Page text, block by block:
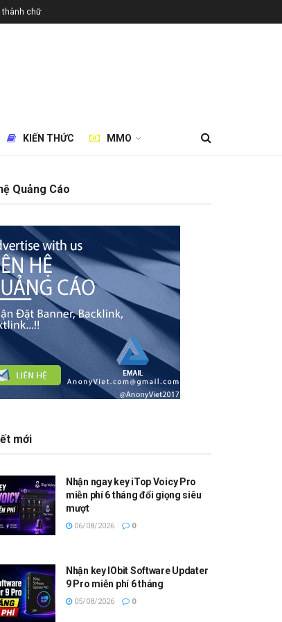
thành chữ
KIẾN THỨC MMO
Quảng Cáo
mới
Nhận ngay key iTop Voicy Pro
miễn phí 6 tháng đổi giọng siêu
mượt
06/08/2026 0
Nhận key IObit Software Updater
9 Pro miễn phí 6 tháng
05/08/2026 0